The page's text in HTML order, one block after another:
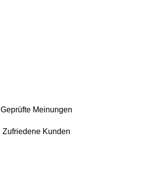
Geprüfte Meinungen
Zufriedene Kunden